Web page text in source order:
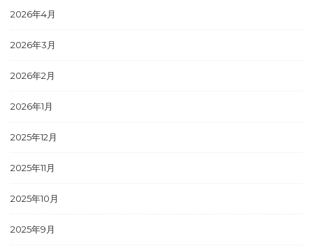
2026年4月
2026年3月
2026年2月
2026年1月
2025年12月
2025年11月
2025年10月
2025年9月